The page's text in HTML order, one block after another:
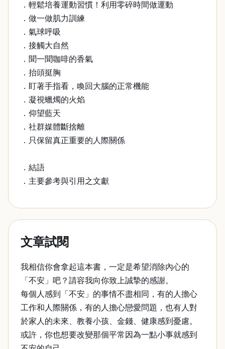
．輕鬆培養運動習慣！利用零碎時間做運動
．做一做肌力訓練
．氣球呼吸
．接觸大自然
．聞一聞咖啡的香氣
．抬頭挺胸
．盯著手指看，喚回大腦的正常機能
．凝視蠟燭的火焰
．仰望藍天
．社群媒體斷捨離
．只保留真正重要的人際關係
．結語
．主要參考與引用之文獻
文章試閱
我相信你會拿起這本書，一定是希望消除內心的
「不安」吧？請容我向你致上誠摯的感謝。
每個人感到「不安」的事情不盡相同，有的人擔心
工作和人際關係，有的人擔心戀愛問題，也有人對
於家人的未來、教養小孩、金錢、健康感到憂慮。
或許，你也想要改變那個平常因為一點小事就感到